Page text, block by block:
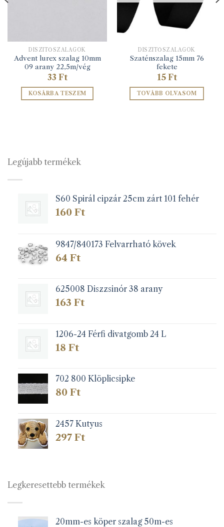
DÍSZÍTŐSZALAGOK
Advent lurex szalag 10mm
09 arany 22,5m/vég
33 Ft
KOSÁRBA TESZEM
DÍSZÍTŐSZALAGOK
Szaténszalag 15mm 76
fekete
15 Ft
TOVÁBB OLVASOM
Legújabb termékek
S60 Spirál cipzár 25cm zárt 101 fehér
160 Ft
9847/840173 Felvarrható kövek
64 Ft
625008 Diszzsinór 38 arany
163 Ft
1206-24 Férfi divatgomb 24 L
18 Ft
702 800 Klöplicsipke
80 Ft
2457 Kutyus
297 Ft
Legkeresettebb termékek
20mm-es köper szalag 50m-es